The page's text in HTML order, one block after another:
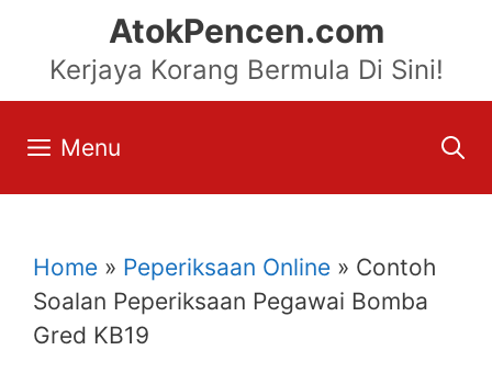
content
AtokPencen.com
Kerjaya Korang Bermula Di Sini!
Menu
Home » Peperiksaan Online » Contoh
Soalan Peperiksaan Pegawai Bomba
Gred KB19